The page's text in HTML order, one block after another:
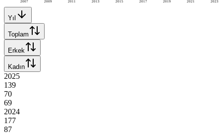
2007 2009 2011 2013 2015 2017 2019 2021 2023
Yıl
Toplam
Erkek
Kadın
2025
139
70
69
2024
177
87